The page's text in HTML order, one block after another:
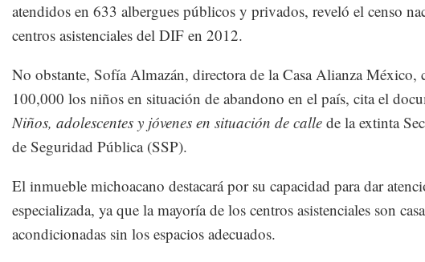
atendidos en 633 albergues públicos y privados, reveló el censo
centros asistenciales del DIF en 2012.
No obstante, Sofía Almazán, directora de la Casa Alianza México,
100,000 los niños en situación de abandono en el país, cita el
Niños, adolescentes y jóvenes en situación de calle de la extinta
de Seguridad Pública (SSP).
El inmueble michoacano destacará por su capacidad para dar
especializada, ya que la mayoría de los centros asistenciales son
acondicionadas sin los espacios adecuados.